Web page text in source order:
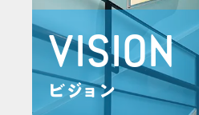
VISION
ビジョン